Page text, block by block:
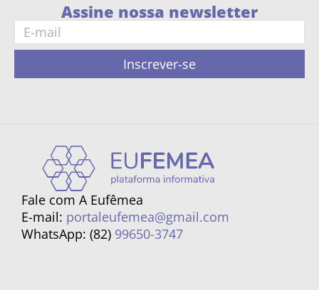
Assine nossa newsletter
Inscrever-se
Fale com A Eufêmea
E-mail: portaleufemea@gmail.com
WhatsApp: (82) 99650-3747